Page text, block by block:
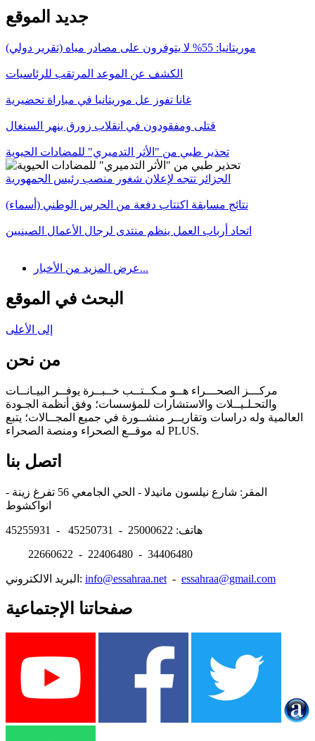
جديد الموقع
موريتانيا: 55% لا يتوفرون على مصادر مياه (تقرير دولي)
الكشف عن الموعد المرتقب للرئاسيات
غانا تفوز عل موريتانيا في مباراة تحضيرية
قتلى ومفقودون في انقلاب زورق بنهر السنغال
تحذير طبي من "الأثر التدميري" للمضادات الحيوية
الجزائر تتجه لإعلان شغور منصب رئيس الجمهورية
نتائج مسابقة اكتتاب دفعة من الحرس الوطني (أسماء)
اتحاد أرباب العمل ينظم منتدى لرجال الأعمال الصينيين
عرض المزيد من الأخبار...
البحث في الموقع
إلى الأعلى
من نحن
مركـــز الصحـــراء هــو مـكــتــب خــبــرة يوفــر البيـانــات
والتحـلـيــلات والاستشارات للمؤسسات؛ وفق أنظمة الجـودة
العالمية وله دراسات وتقاريــر منشــورة في جميع المجــالات؛ يتبع
له موقــع الصحراء ومنصة الصحراء PLUS.
اتصل بنا
المقر: شارع نيلسون مانيدلا - الحي الجامعي 56 تفرغ زينة -
هاتف: 25000622 - 45250731 - 45255931
22660622 - 22406480 - 34406480
البريد الالكتروني: info@essahraa.net - essahraa@gmail.com
صفحاتنا الإجتماعية